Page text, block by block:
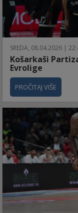
SREDA, 08.04.2026 |
Košarkaši
Evrolige
PROČITAJ VIŠE